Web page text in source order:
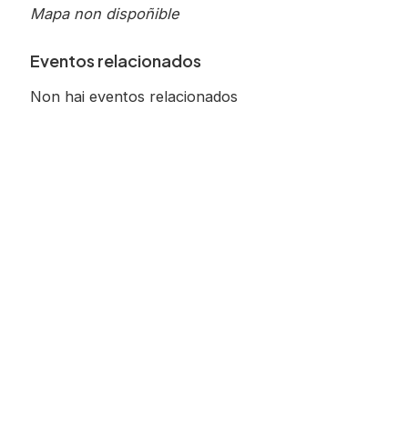
Mapa non dispoñible
Eventos relacionados
Non hai eventos relacionados